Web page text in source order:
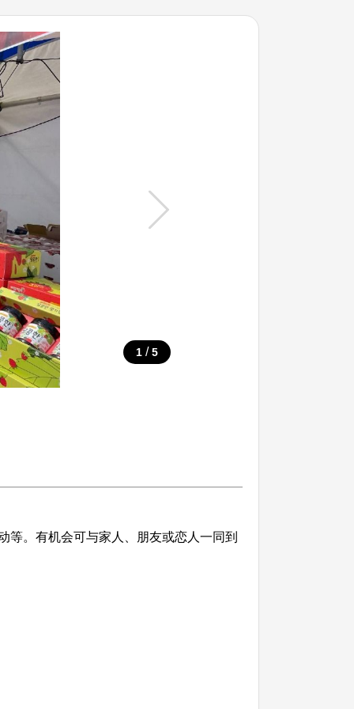
1 / 5
等。有机会可与家人、朋友或恋人一同到